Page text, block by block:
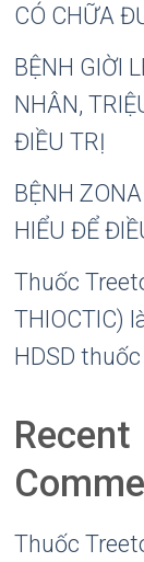
CÓ CHỮA
BỆNH GIỜI
NHÂN,
ĐIỀU TRỊ
BỆNH
HIỂU ĐỂ
Thuốc
THIOCTIC)
HDSD
Recent
Thuốc